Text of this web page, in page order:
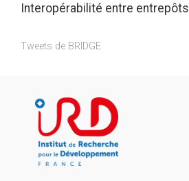
Interopérabilité entre entrepôts
Tweets de BRIDGE